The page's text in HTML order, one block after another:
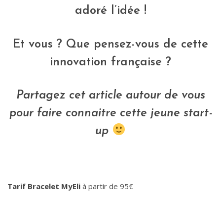
adoré l’idée !
Et vous ? Que pensez-vous de cette
innovation française ?
Partagez cet article autour de vous
pour faire connaitre cette jeune start-
up
Tarif Bracelet MyEli à partir de 95€